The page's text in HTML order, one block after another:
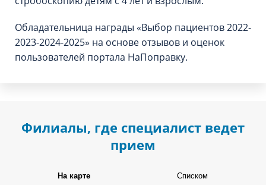
Обладательница награды «Выбор пациентов 2022-
2023-2024-2025» на основе отзывов и оценок
пользователей портала НаПоправку.
Филиалы, где специалист ведет
прием
На карте Списком